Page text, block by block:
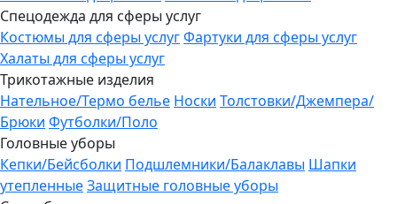
Спецодежда для сферы услуг
Костюмы для сферы услугФартуки для сферы услуг
Халаты для сферы услуг
Трикотажные изделия
Нательное/Термо белье Носки Толстовки/Джемпера/
Брюки Футболки/Поло
Головные уборы
Кепки/Бейсболки Подшлемники/Балаклавы Шапки
утепленныеЗащитные головные уборы